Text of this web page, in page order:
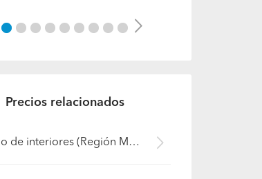
Previous Next
Precios relacionados
Diseño de interiores (Región Metropolitana - Chacabuco)